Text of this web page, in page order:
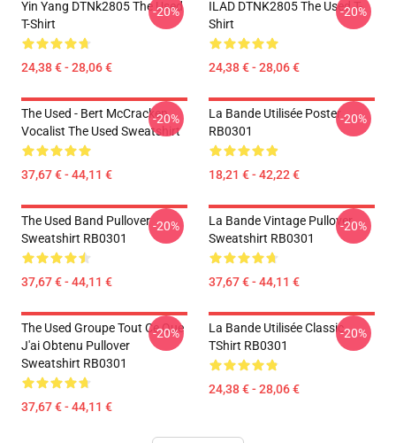
Yin Yang DTNk2805 The Used
T-Shirt
24,38 € - 28,06 €
-20%
ILAD DTNK2805 The Used T-
Shirt
24,38 € - 28,06 €
-20%
The Used - Bert McCracken
Vocalist The Used Sweatshirt
37,67 € - 44,11 €
-20%
La Bande Utilisée Poster
RB0301
18,21 € - 42,22 €
-20%
The Used Band Pullover
Sweatshirt RB0301
37,67 € - 44,11 €
-20%
La Bande Vintage Pullover
Sweatshirt RB0301
37,67 € - 44,11 €
-20%
The Used Groupe Tout Ce Que
J'ai Obtenu Pullover
Sweatshirt RB0301
37,67 € - 44,11 €
-20%
La Bande Utilisée Classic
TShirt RB0301
24,38 € - 28,06 €
-20%